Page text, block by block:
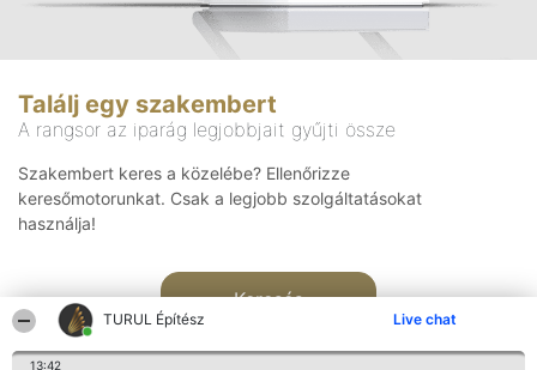
TURUL Építész Live chat
13:42
Találj egy szakembert
A rangsor az iparág legjobbjait gyűjti össze
Szakembert keres a közelébe? Ellenőrizze
keresőmotorunkat. Csak a legjobb szolgáltatásokat
használja!
Keresés